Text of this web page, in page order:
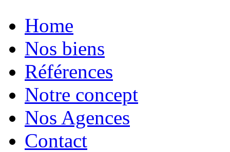
Home
Nos biens
Références
Notre concept
Nos Agences
Contact